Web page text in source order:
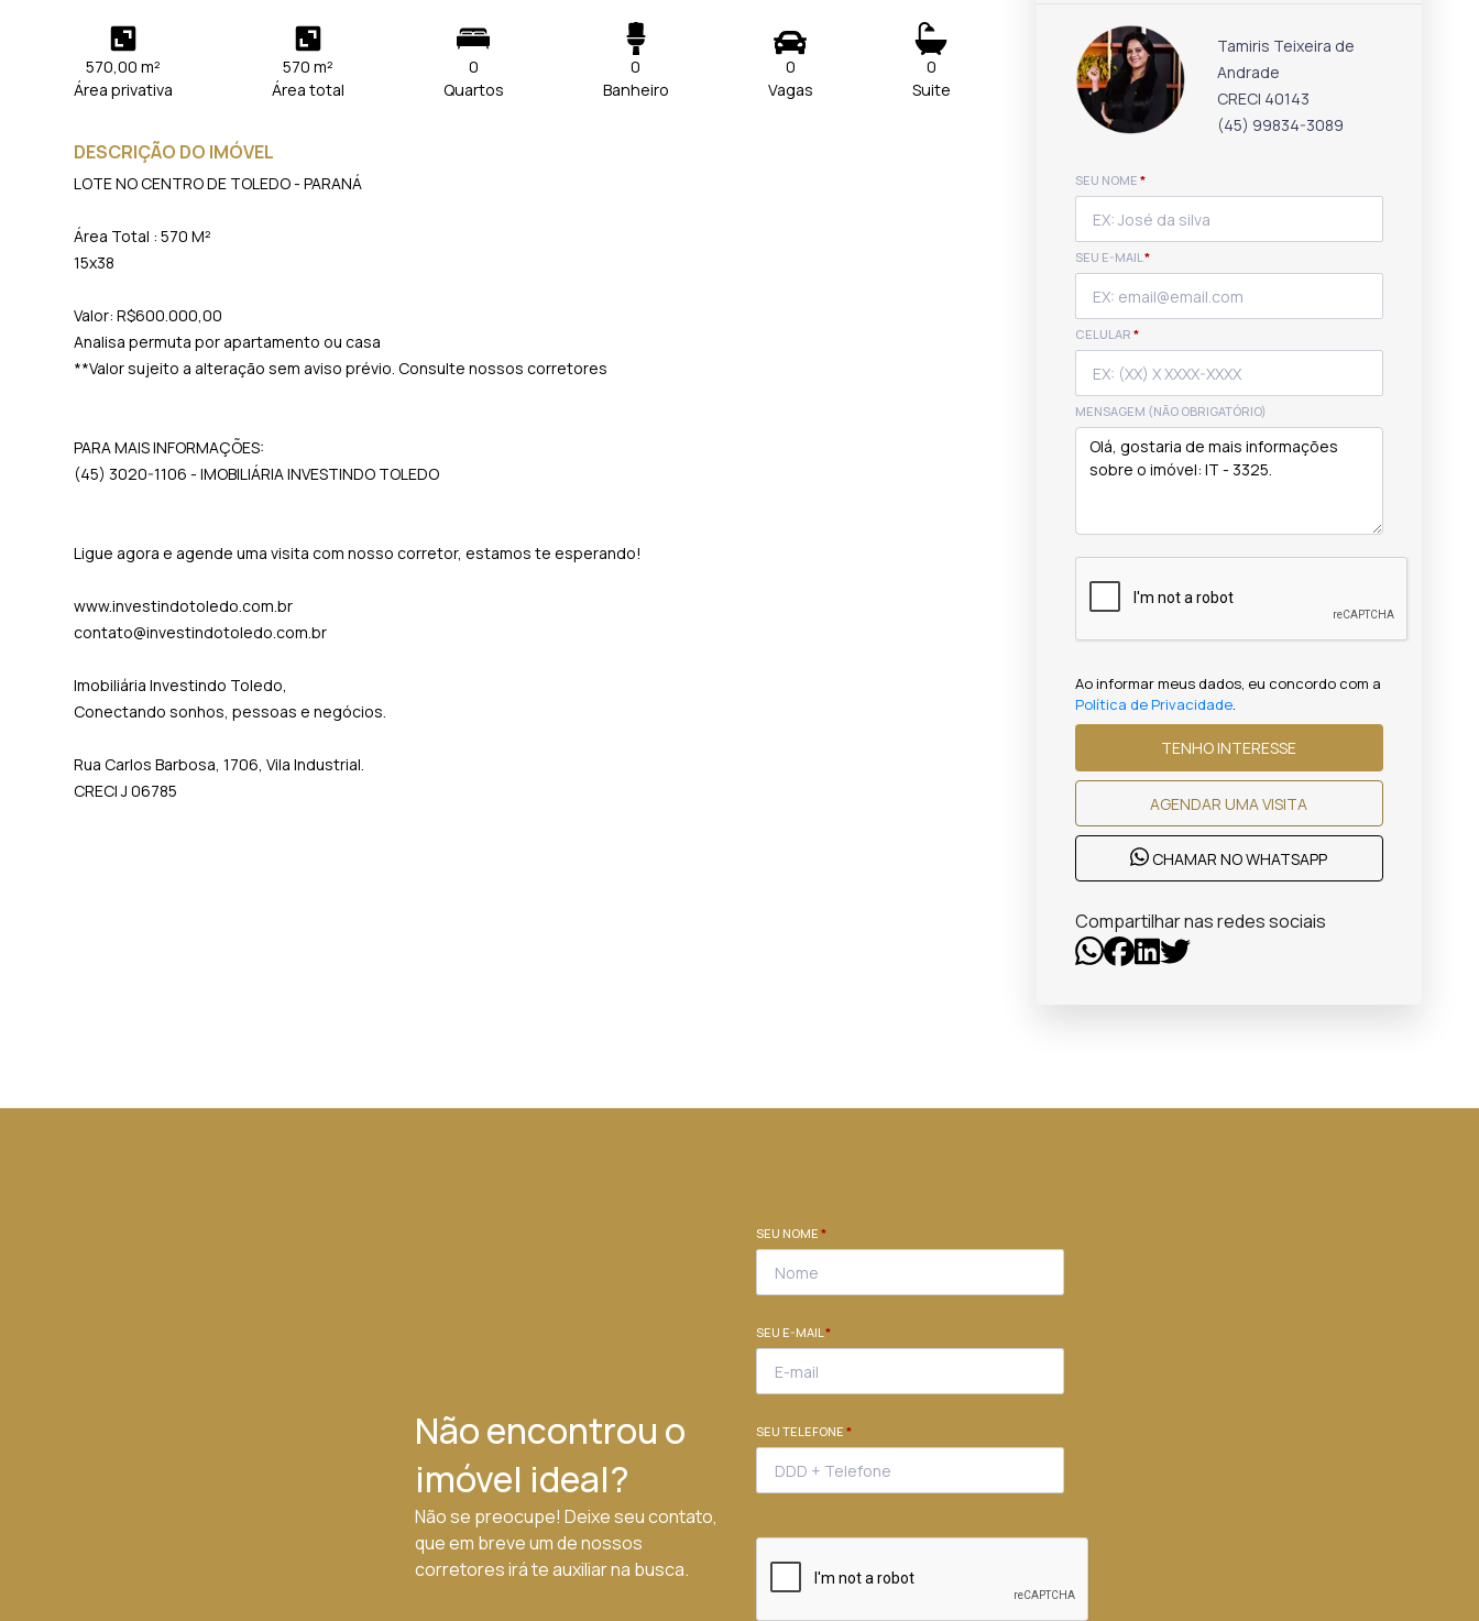
570,00 m²
Área privativa
570 m²
Área total
0
Quartos
0
Banheiro
0
Vagas
0
Suite
DESCRIÇÃO DO IMÓVEL
LOTE NO CENTRO DE TOLEDO - PARANÁ
Área Total : 570 M²
15x38
Valor: R$600.000,00
Analisa permuta por apartamento ou casa
**Valor sujeito a alteração sem aviso prévio. Consulte nossos corretores
PARA MAIS INFORMAÇÕES:
(45) 3020-1106 - IMOBILIÁRIA INVESTINDO TOLEDO
Ligue agora e agende uma visita com nosso corretor, estamos te esperando!
www.investindotoledo.com.br
contato@investindotoledo.com.br
Imobiliária Investindo Toledo,
Conectando sonhos, pessoas e negócios.
Rua Carlos Barbosa, 1706, Vila Industrial.
CRECI J 06785
Tamiris Teixeira de
Andrade
CRECI 40143
(45) 99834-3089
SEU NOME *
SEU E-MAIL*
CELULAR *
MENSAGEM (NÃO OBRIGATÓRIO)
Ao informar meus dados, eu concordo com a
Política de Privacidade.
TENHO INTERESSE
AGENDAR UMA VISITA
CHAMAR NO WHATSAPP
Compartilhar nas redes sociais
Não encontrou o
imóvel ideal?
Não se preocupe! Deixe seu contato,
que em breve um de nossos
corretores irá te auxiliar na busca.
SEU NOME *
SEU E-MAIL*
SEU TELEFONE *